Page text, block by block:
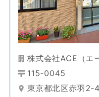
株式会社ACE（エ
115-0045
東京都北区赤羽2-